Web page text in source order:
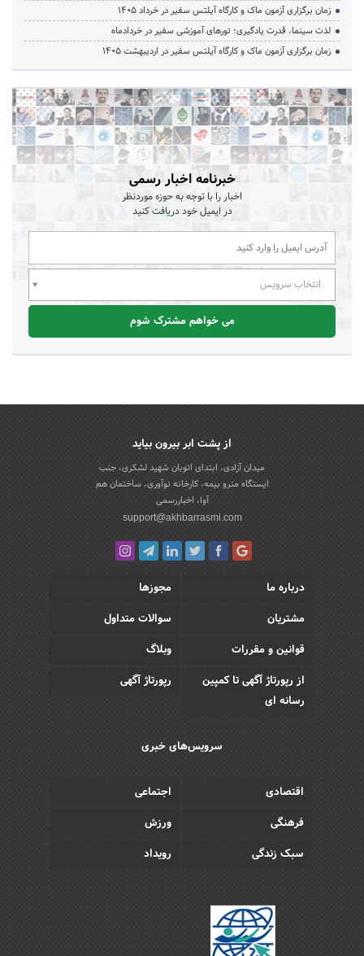
زمان برگزاری آزمون ماک و کارگاه آیلتس سفیر در خرداد 1405
لذت سینما، قدرت یادگیری؛ تورهای آموزشی سفیر در خردادماه
زمان برگزاری آزمون ماک و کارگاه آیلتس سفیر در اردیبهشت 1405
خبرنامه اخبار رسمی
اخبار را با توجه به حوزه موردنظر
در ایمیل خود دریافت کنید
انتخاب سرویس
می خواهم مشترک شوم
از پشت ابر بیرون بیاید
میدان آزادی، ابتدای اتوبان شهید لشکری، جنب
ایستگاه مترو بیمه، کارخانه نوآوری، ساختمان هم
آوا، اخباررسمی
support@akhbarrasmi.com
درباره ما
مجوزها
مشتریان
سوالات متداول
قوانین و مقررات
وبلاگ
از رپورتاژ آگهی تا کمپین
رسانه ای
رپورتاژ آگهی
سرویس‌های خبری
اقتصادی
اجتماعی
فرهنگی
ورزش
سبک زندگی
رویداد